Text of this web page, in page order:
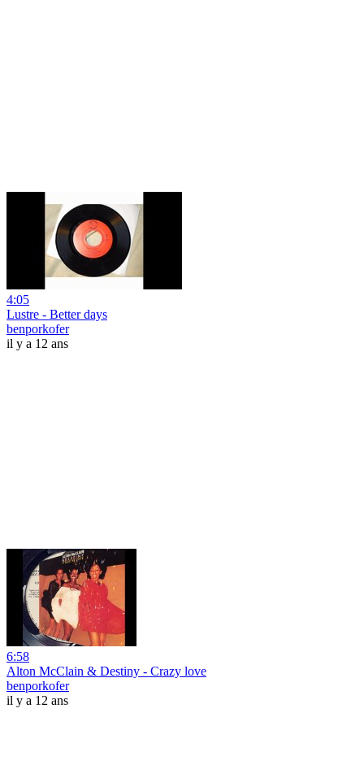
4:05
Lustre - Better days
benporkofer
il y a 12 ans
6:58
Alton McClain & Destiny - Crazy love
benporkofer
il y a 12 ans